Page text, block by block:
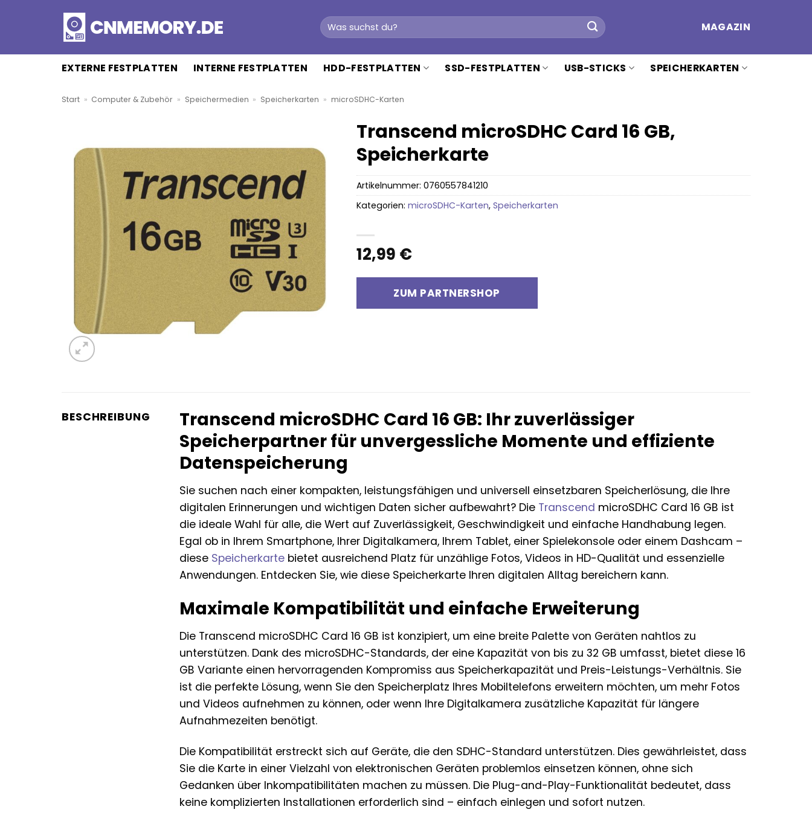
Suchen
nach:
MAGAZIN
EXTERNE FESTPLATTEN INTERNE FESTPLATTEN HDD-FESTPLATTEN SSD-FESTPLATTEN USB-STICKS SPEICHERKARTEN
Start » Computer & Zubehör » Speichermedien » Speicherkarten » microSDHC-Karten
Transcend microSDHC Card 16 GB,
Speicherkarte
12,99 €
ZUM PARTNERSHOP
Artikelnummer: 0760557841210
Kategorien: microSDHC-Karten, Speicherkarten
BESCHREIBUNG
Transcend microSDHC Card 16 GB: Ihr zuverlässiger
Speicherpartner für unvergessliche Momente und effiziente
Datenspeicherung
Sie suchen nach einer kompakten, leistungsfähigen und universell einsetzbaren Speicherlösung, die Ihre
digitalen Erinnerungen und wichtigen Daten sicher aufbewahrt? Die Transcend microSDHC Card 16 GB ist
die ideale Wahl für alle, die Wert auf Zuverlässigkeit, Geschwindigkeit und einfache Handhabung legen.
Egal ob in Ihrem Smartphone, Ihrer Digitalkamera, Ihrem Tablet, einer Spielekonsole oder einem Dashcam –
diese Speicherkarte bietet ausreichend Platz für unzählige Fotos, Videos in HD-Qualität und essenzielle
Anwendungen. Entdecken Sie, wie diese Speicherkarte Ihren digitalen Alltag bereichern kann.
Maximale Kompatibilität und einfache Erweiterung
Die Transcend microSDHC Card 16 GB ist konzipiert, um eine breite Palette von Geräten nahtlos zu
unterstützen. Dank des microSDHC-Standards, der eine Kapazität von bis zu 32 GB umfasst, bietet diese 16
GB Variante einen hervorragenden Kompromiss aus Speicherkapazität und Preis-Leistungs-Verhältnis. Sie
ist die perfekte Lösung, wenn Sie den Speicherplatz Ihres Mobiltelefons erweitern möchten, um mehr Fotos
und Videos aufnehmen zu können, oder wenn Ihre Digitalkamera zusätzliche Kapazität für längere
Aufnahmezeiten benötigt.
Die Kompatibilität erstreckt sich auf Geräte, die den SDHC-Standard unterstützen. Dies gewährleistet, dass
Sie die Karte in einer Vielzahl von elektronischen Geräten problemlos einsetzen können, ohne sich
Gedanken über Inkompatibilitäten machen zu müssen. Die Plug-and-Play-Funktionalität bedeutet, dass
keine komplizierten Installationen erforderlich sind – einfach einlegen und sofort nutzen.